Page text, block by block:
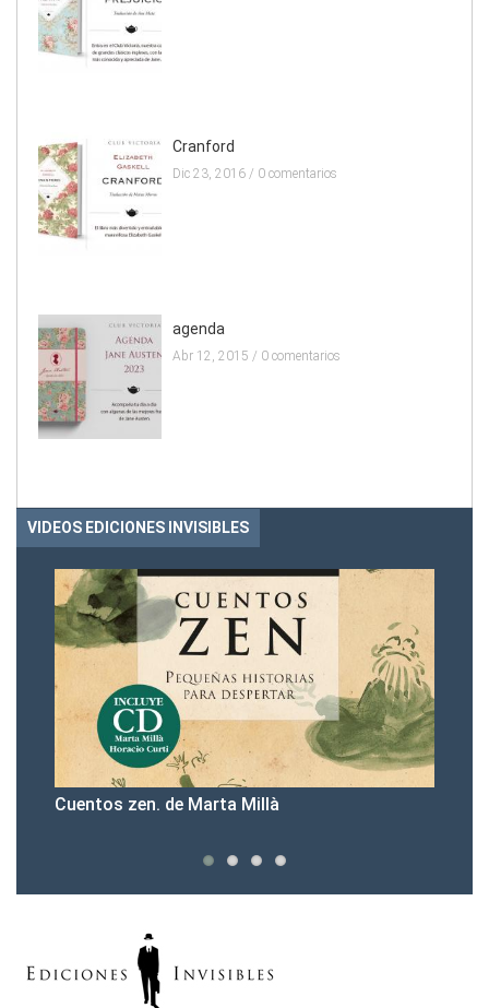
Cranford
Dic 23, 2016 / 0 comentarios
agenda
Abr 12, 2015 / 0 comentarios
VIDEOS EDICIONES INVISIBLES
zen. de Marta Millà